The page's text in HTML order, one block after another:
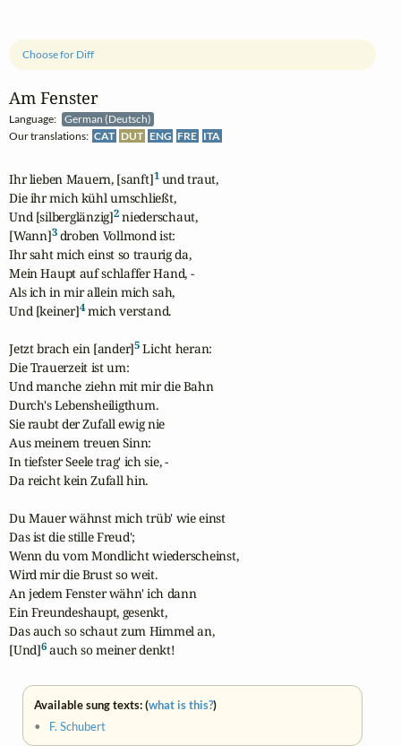
Am Fenster
Language:
German (Deutsch)
Our translations: CAT DUT ENG FRE ITA
Choose for Diff
Ihr lieben Mauern, [sanft]1 und traut,
Die ihr mich kühl umschließt,
Und [silberglänzig]2 niederschaut,
[Wann]3 droben Vollmond ist:
Ihr saht mich einst so traurig da,
Mein Haupt auf schlaffer Hand, -
Als ich in mir allein mich sah,
Und [keiner]4 mich verstand.
Jetzt brach ein [ander]5 Licht heran:
Die Trauerzeit ist um:
Und manche ziehn mit mir die Bahn
Durch's Lebensheiligthum.
Sie raubt der Zufall ewig nie
Aus meinem treuen Sinn:
In tiefster Seele trag' ich sie, -
Da reicht kein Zufall hin.
Du Mauer wähnst mich trüb' wie einst
Das ist die stille Freud';
Wenn du vom Mondlicht wiederscheinst,
Wird mir die Brust so weit.
An jedem Fenster wähn' ich dann
Ein Freundeshaupt, gesenkt,
Das auch so schaut zum Himmel an,
[Und]6 auch so meiner denkt!
Available sung texts: (what is this?)
• F. Schubert